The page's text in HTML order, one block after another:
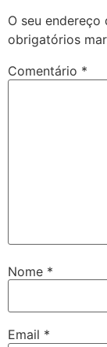
O seu endereço
obrigatórios
Comentário *
Nome *
Email *